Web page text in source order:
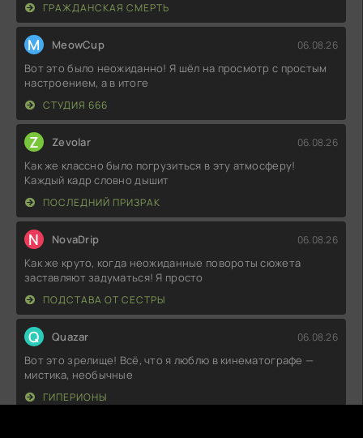
ГРАЖДАНСКАЯ СМЕРТЬ
M MeowCup 06.08.26
Вот это было неожиданно! Я шёл на просмотр с простым
настроением, а в итоге
СТУДИЯ 666
Z Zevolar 06.08.26
Как же классно было погрузиться в эту атмосферу!
Каждый кадр словно дышит
ПОСЛЕДНИЙ ПРИЗРАК
N NovaDrip 06.08.26
Как же круто, когда неожиданные повороты сюжета
заставляют задуматься! Я просто
ПОДСТАВА ОТ СЕСТРЫ
Q Quazar 06.08.26
Вот это зрелище! Всё, что я люблю в кинематографе —
мистика, необычные
ГИПЕРИОНЫ